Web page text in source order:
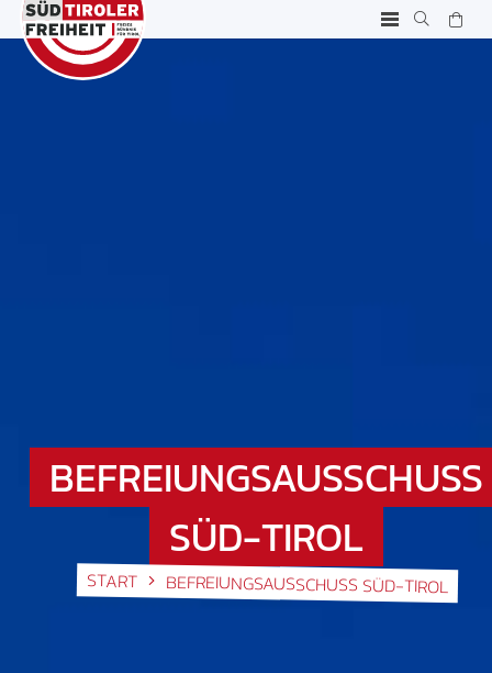
BEFREIUNGSAUSSCHUSS
SÜD-TIROL
START BEFREIUNGSAUSSCHUSS SÜD-TIROL